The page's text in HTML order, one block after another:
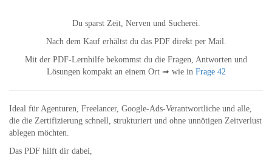
Du sparst Zeit, Nerven und Sucherei.
Nach dem Kauf erhältst du das PDF direkt per Mail.
Mit der PDF-Lernhilfe bekommst du die Fragen, Antworten und
Lösungen kompakt an einem Ort ➟ wie in Frage 42
Ideal für Agenturen, Freelancer, Google-Ads-Verantwortliche und alle,
die die Zertifizierung schnell, strukturiert und ohne unnötigen Zeitverlust
ablegen möchten.
Das PDF hilft dir dabei,